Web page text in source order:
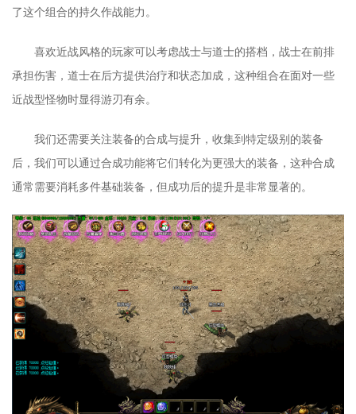
了这个组合的持久作战能力。
喜欢近战风格的玩家可以考虑战士与道士的搭档，战士在前排
承担伤害，道士在后方提供治疗和状态加成，这种组合在面对一些
近战型怪物时显得游刃有余。
我们还需要关注装备的合成与提升，收集到特定级别的装备
后，我们可以通过合成功能将它们转化为更强大的装备，这种合成
通常需要消耗多件基础装备，但成功后的提升是非常显著的。